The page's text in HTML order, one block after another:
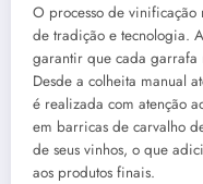
O processo de
de tradição e tecnologia.
garantir que cada garrafa
Desde a colheita manual
é realizada com atenção
em barricas de carvalho
de seus vinhos, o que
aos produtos finais.